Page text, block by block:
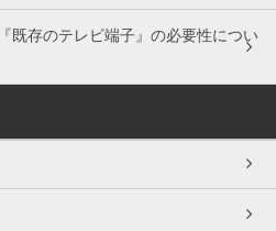
既存のテレビ端子』の必要性につい